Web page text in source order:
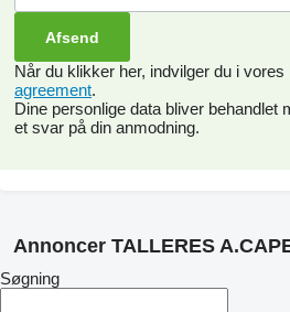
Når du klikker her, indvilger du i vores
agreement.
Dine personlige data bliver behandlet
et svar på din anmodning.
Annoncer TALLERES
Søgning